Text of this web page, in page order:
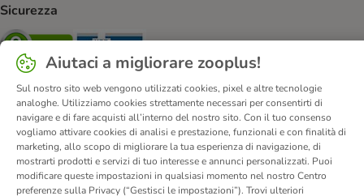
Sicurezza
Security
Chi siamo Carriera
Informazioni Legali
Vai all'Atto sui servizi digitali.
Corporate Website
Condizioni Generali
Modulo tipo di recesso
Aiutaci a migliorare zooplus!
Sul nostro sito web vengono utilizzati cookies, pixel e altre tecnologie
analoghe. Utilizziamo cookies strettamente necessari per consentirti di
navigare e di fare acquisti all’interno del nostro sito. Con il tuo consenso
vogliamo attivare cookies di analisi e prestazione, funzionali e con finalità di
marketing, allo scopo di migliorare la tua esperienza di navigazione, di
mostrarti prodotti e servizi di tuo interesse e annunci personalizzati. Puoi
modificare queste impostazioni in qualsiasi momento nel nostro Centro
preferenze sulla Privacy (“Gestisci le impostazioni”). Trovi ulteriori